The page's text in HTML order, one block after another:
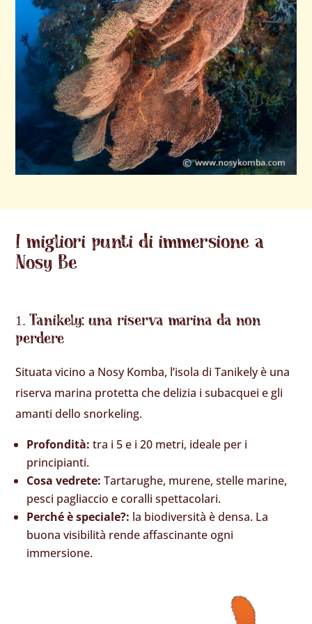
I migliori punti di immersione a
Nosy Be
Tanikely: una riserva marina da non
perdere
Situata vicino a Nosy Komba, l’isola di Tanikely è una
riserva marina protetta che delizia i subacquei e gli
amanti dello snorkeling.
Profondità:tra i 5 e i 20 metri, ideale per i
principianti.
Cosa vedrete:Tartarughe, murene, stelle marine,
pesci pagliaccio e coralli spettacolari.
Perché è speciale?: la biodiversità è densa. La
buona visibilità rende affascinante ogni
immersione.